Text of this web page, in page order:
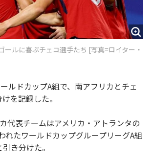
ールに喜ぶチェコ選手たち [写真=ロイター・
ルドカップA組で、南アフリカとチェ
を記録した。
代表チームはアメリカ・アトランタの
れたワールドカップグループリーグA組
き分けた。